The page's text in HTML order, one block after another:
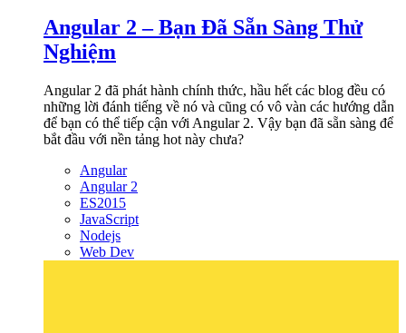
Angular 2 – Bạn Đã Sẵn Sàng Thử
Nghiệm
Angular 2 đã phát hành chính thức, hầu hết các blog đều có
những lời đánh tiếng về nó và cũng có vô vàn các hướng dẫn
để bạn có thể tiếp cận với Angular 2. Vậy bạn đã sẵn sàng để
bắt đầu với nền tảng hot này chưa?
Angular
Angular 2
ES2015
JavaScript
Nodejs
Web Dev